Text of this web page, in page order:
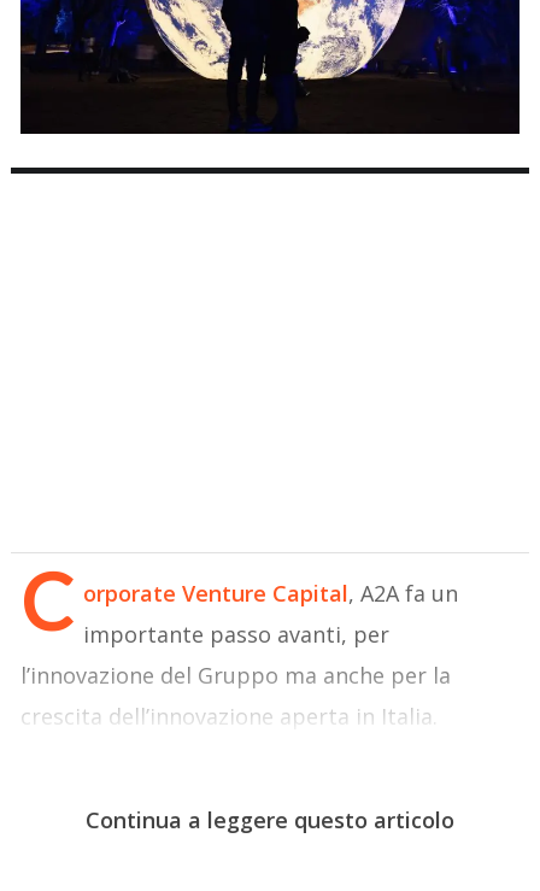
C orporate Venture Capital, A2A fa un
importante passo avanti, per
l’innovazione del Gruppo ma anche per la
crescita dell’innovazione aperta in Italia.
Continua a leggere questo articolo